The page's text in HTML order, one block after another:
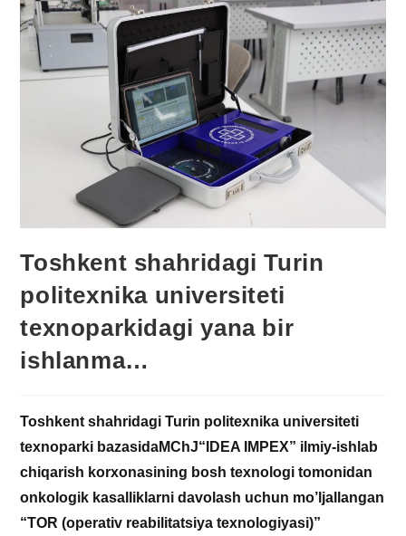
Toshkent shahridagi Turin
politexnika universiteti
texnoparkidagi yana bir
ishlanma…
Toshkent shahridagi Turin politexnika universiteti
texnoparki bazasidaMChJ“IDEA IMPEX” ilmiy-ishlab
chiqarish korxonasining bosh texnologi tomonidan
onkologik kasalliklarni davolash uchun mo’ljallangan
“TOR (operativ reabilitatsiya texnologiyasi)”